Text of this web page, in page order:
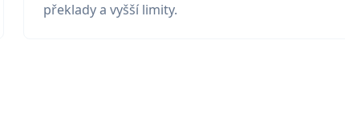
překlady a vyšší limity.